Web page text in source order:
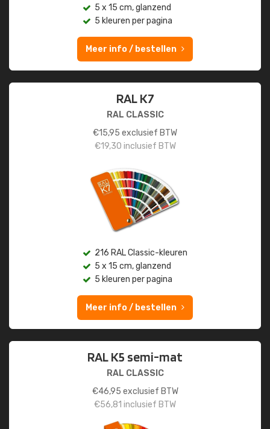
5 x 15 cm, glanzend
5 kleuren per pagina
Meer info / bestellen
RAL K7
RAL CLASSIC
€15,95 exclusief BTW
€19,30 inclusief BTW
216 RAL Classic-kleuren
5 x 15 cm, glanzend
5 kleuren per pagina
Meer info / bestellen
RAL K5 semi-mat
RAL CLASSIC
€46,95 exclusief BTW
€56,81 inclusief BTW